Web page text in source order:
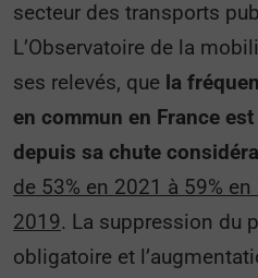
secteur des transports
L’Observatoire de la
ses relevés, que la
en commun en France
depuis sa chute
de 53% en 2021 à 59%
2019. La suppression du
obligatoire et